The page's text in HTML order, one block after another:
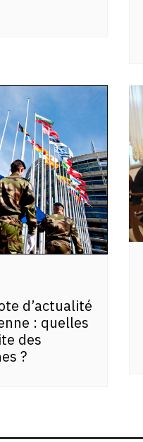
d’actualité
: quelles
des
?